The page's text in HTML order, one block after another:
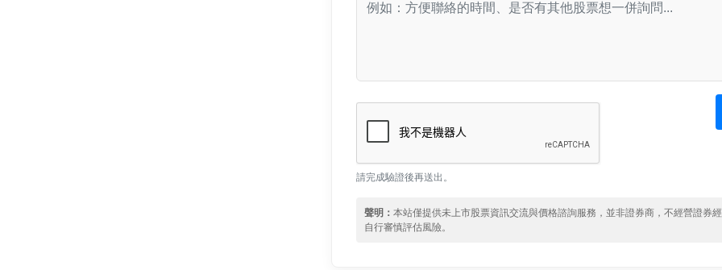
請完成驗證後再送出。
聲明：本站僅提供未上市股票資訊交流與價格諮詢服務，並非證券商，不經營證券
自行審慎評估風險。